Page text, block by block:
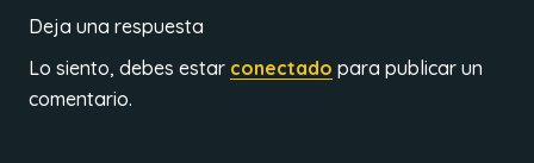
Deja una respuesta
Lo siento, debes estar conectado para publicar un
comentario.